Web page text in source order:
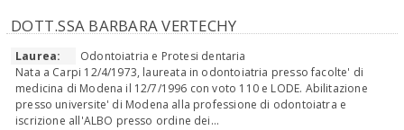
DOTT.SSA BARBARA VERTECHY
Laurea:
Odontoiatria e Protesi dentaria
Nata a Carpi 12/4/1973, laureata in odontoiatria presso facolte' di
medicina di Modena il 12/7/1996 con voto 110 e LODE. Abilitazione
presso universite' di Modena alla professione di odontoiatra e
iscrizione all'ALBO presso ordine dei...